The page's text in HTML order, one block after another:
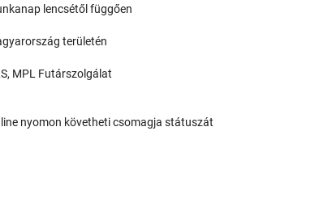
lencsétől függően
területén
MPL Futárszolgálat
nyomon követheti csomagja státuszát